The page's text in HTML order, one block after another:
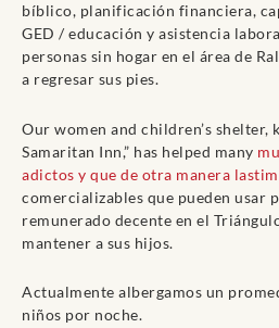
bíblico, planificación financiera,
GED / educación y asistencia
personas sin hogar en el área de
a regresar sus pies.
Our women and children’s shelter,
Samaritan Inn,” has helped many
adictos y que de otra manera
comercializables que pueden usar
remunerado decente en el
mantener a sus hijos.
Actualmente albergamos un
niños por noche.